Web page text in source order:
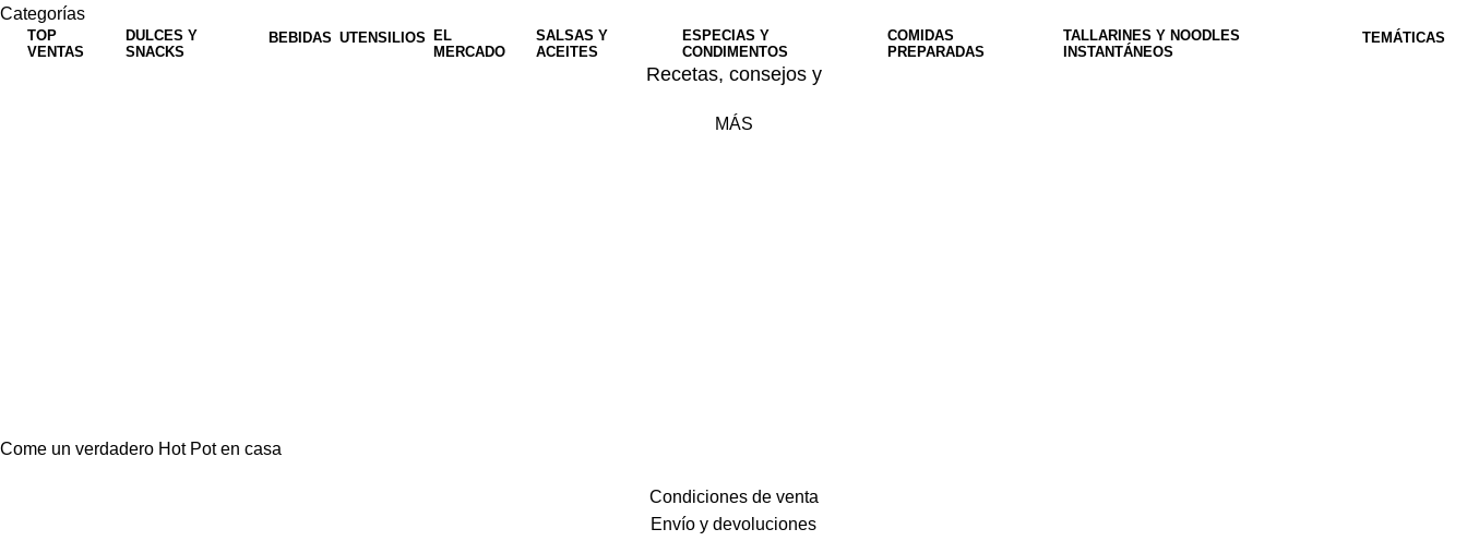
Categorías
TOP
VENTAS
DULCES Y
SNACKS
BEBIDAS UTENSILIOS
EL
MERCADO
SALSAS Y
ACEITES
ESPECIAS Y
CONDIMENTOS
COMIDAS
PREPARADAS
TALLARINES Y NOODLES
INSTANTÁNEOS
TEMÁTICAS
Recetas, consejos y
MÁS
Come un verdadero Hot Pot en casa
Condiciones de venta
Envío y devoluciones